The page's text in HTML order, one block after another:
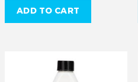
ADD TO CART